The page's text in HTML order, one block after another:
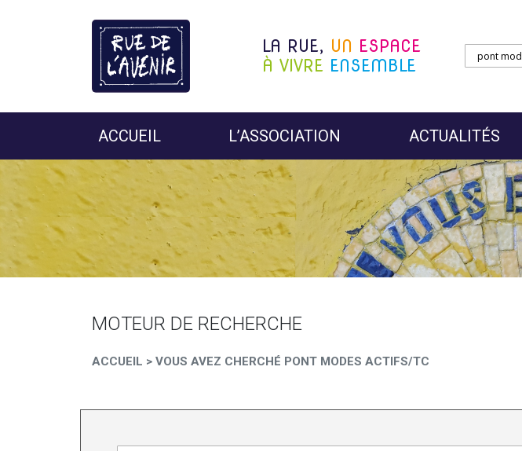
LA RUE, UN ESPACE
À VIVRE ENSEMBLE
ACCUEIL L’ASSOCIATION ACTUALITÉS
MOTEUR DE RECHERCHE
ACCUEIL > VOUS AVEZ CHERCHÉ PONT MODES ACTIFS/TC